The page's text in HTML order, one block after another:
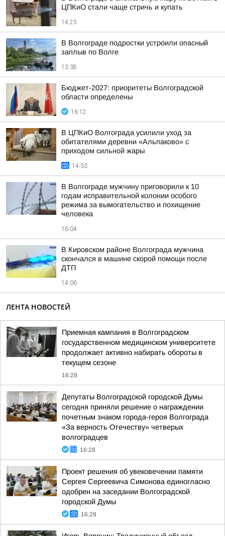
ЦПКиО стали чаще стричь и купать
14:25
В Волгограде подростки устроили опасный
заплыв по Волге
13:38
Бюджет-2027: приоритеты Волгоградской
области определены
16:12
В ЦПКиО Волгограда усилили уход за
обитателями деревни «Альпаково» с
приходом сильной жары
14:33
В Волгограде мужчину приговорили к 10
годам исправительной колонии особого
режима за вымогательство и похищение
человека
16:04
В Кировском районе Волгограда мужчина
скончался в машине скорой помощи после
ДТП
14:06
ЛЕНТА НОВОСТЕЙ
Приемная кампания в Волгоградском
государственном медицинском университете
продолжает активно набирать обороты в
текущем сезоне
16:28
Депутаты Волгоградской городской Думы
сегодня приняли решение о награждении
почетным знаком города-героя Волгограда
«За верность Отечеству» четверых
волгоградцев
16:28
Проект решения об увековечении памяти
Сергея Сергеевича Симонова единогласно
одобрен на заседании Волгоградской
городской Думы
16:28